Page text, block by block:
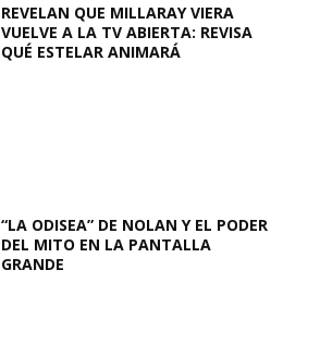
REVELAN QUE MILLARAY VIERA
VUELVE A LA TV ABIERTA: REVISA
QUÉ ESTELAR ANIMARÁ
“LA ODISEA” DE NOLAN Y EL PODER
DEL MITO EN LA PANTALLA
GRANDE